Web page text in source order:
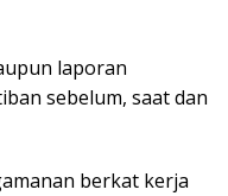
laporan
sebelum, saat dan
berkat kerja